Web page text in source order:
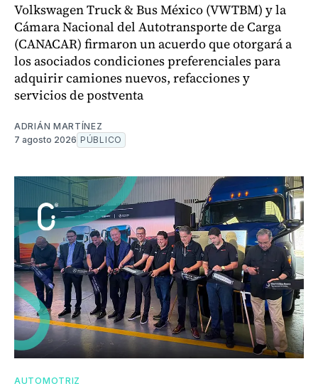
Volkswagen Truck & Bus México (VWTBM) y la
Cámara Nacional del Autotransporte de Carga
(CANACAR) firmaron un acuerdo que otorgará a
los asociados condiciones preferenciales para
adquirir camiones nuevos, refacciones y
servicios de postventa
ADRIÁN MARTÍNEZ
7 agosto 2026 PÚBLICO
AUTOMOTRIZ